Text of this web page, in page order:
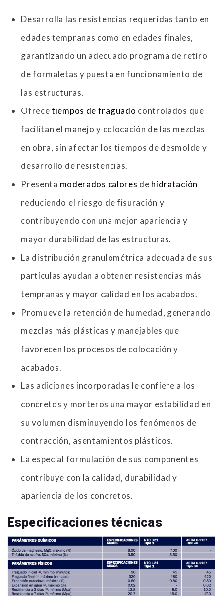
Desarrolla las resistencias requeridas tanto en
edades tempranas como en edades finales,
garantizando un adecuado programa de retiro
de formaletas y puesta en funcionamiento de
las estructuras.
Ofrecetiempos de fraguado controlados que
facilitan el manejo y colocación de las mezclas
en obra, sin afectar los tiempos de desmolde y
desarrollo de resistencias.
Presenta moderados calores de hidratación
reduciendo el riesgo de fisuración y
contribuyendo con una mejor apariencia y
mayor durabilidad de las estructuras.
La distribución granulométrica adecuada de sus
partículas ayudan a obtener resistencias más
tempranas y mayor calidad en los acabados.
Promueve la retención de humedad, generando
mezclas más plásticas y manejables que
favorecen los procesos de colocación y
acabados.
Las adiciones incorporadas le confiere a los
concretos y morteros una mayor estabilidad en
su volumen disminuyendo los fenómenos de
contracción, asentamientos plásticos.
La especial formulación de sus componentes
contribuye con la calidad, durabilidad y
apariencia de los concretos.
Especificaciones técnicas